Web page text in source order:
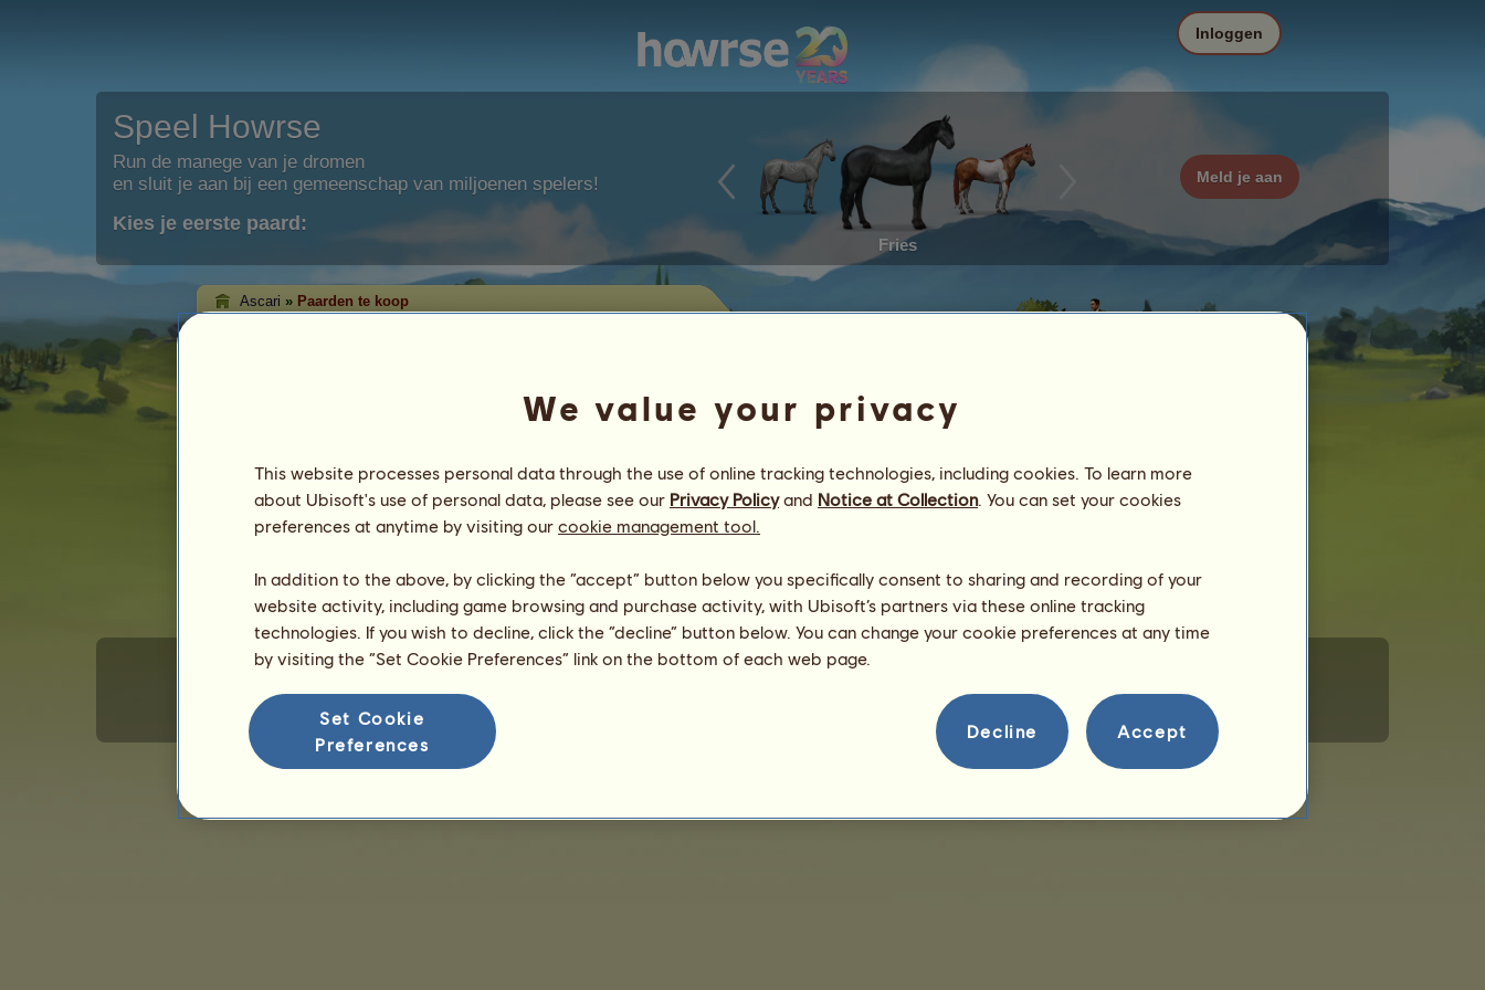
Speel Howrse
Run de manege van je dromen
en sluit je aan bij een gemeenschap van miljoenen spelers!
Kies je eerste paard:
Fries
Meld je aan
Inloggen
Ascari » Paarden te koop
Paard Kenmerken
Prestaties
Vaardigheden/Genetica
Artikelen Datum Prijs
Geen verkopen weer te geven
Algemene Gebruiksvoorwaarden Privacybeleid Gedragsregels Contacteer ons
We value your privacy
This website processes personal data through the use of online tracking technologies, including cookies. To learn more
about Ubisoft's use of personal data, please see our Privacy Policyand Notice at Collection. You can set your cookies
preferences at anytime by visiting our cookie management tool.
In addition to the above, by clicking the “accept” button below you specifically consent to sharing and recording of your
website activity, including game browsing and purchase activity, with Ubisoft’s partners via these online tracking
technologies. If you wish to decline, click the “decline” button below. You can change your cookie preferences at any time
by visiting the “Set Cookie Preferences” link on the bottom of each web page.
Set Cookie
Preferences
Decline Accept